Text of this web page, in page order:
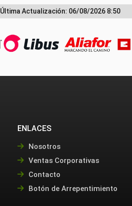
Última Actualización: 06/08/2026 8:50
ENLACES
Nosotros
Ventas Corporativas
Contacto
Botón de Arrepentimiento